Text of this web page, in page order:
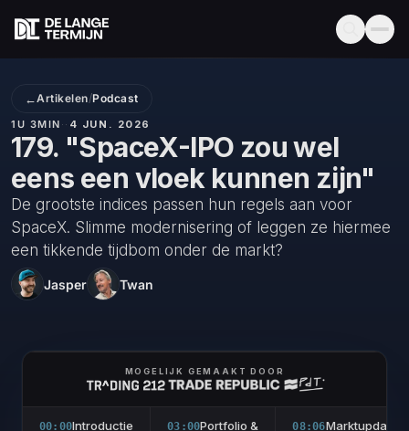
←Artikelen/Podcast
1U 3MIN · · 4 JUN. 2026
179. "SpaceX-IPO zou wel
eens een vloek kunnen zijn"
De grootste indices passen hun regels aan voor
SpaceX. Slimme modernisering of leggen ze hiermee
een tikkende tijdbom onder de markt?
Jasper Twan
MOGELIJK GEMAAKT DOOR
00:00Introductie 03:00Portfolio & 08:06Marktupdate